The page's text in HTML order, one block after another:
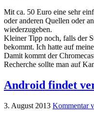
Mit ca. 50 Euro eine sehr
oder anderen Quellen oder
wiederzugeben.
Kleiner Tipp noch, falls der
bekommt. Ich hatte auf
Damit kommt der
Recherche sollte man auf
Android findet
3. August 2013 Kommentar